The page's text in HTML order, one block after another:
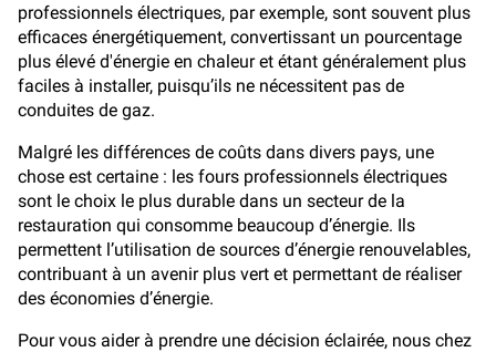
professionnels électriques, par exemple, sont souvent plus
efficaces énergétiquement, convertissant un pourcentage
plus élevé d'énergie en chaleur et étant généralement plus
faciles à installer, puisqu’ils ne nécessitent pas de
conduites de gaz.
Malgré les différences de coûts dans divers pays, une
chose est certaine : les fours professionnels électriques
sont le choix le plus durable dans un secteur de la
restauration qui consomme beaucoup d’énergie. Ils
permettent l’utilisation de sources d’énergie renouvelables,
contribuant à un avenir plus vert et permettant de réaliser
des économies d’énergie.
Pour vous aider à prendre une décision éclairée, nous chez